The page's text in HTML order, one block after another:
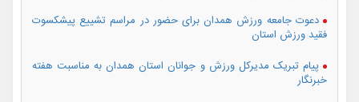
دعوت جامعه ورزش همدان برای حضور در مراسم تشییع پیشکسوت
فقید ورزش استان
پیام تبریک مدیرکل ورزش و جوانان استان همدان به مناسبت هفته
خبرنگار